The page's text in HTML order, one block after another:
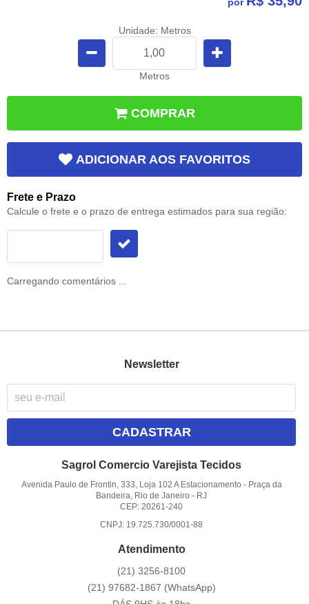
Unidade: Metros
Metros
COMPRAR
ADICIONAR AOS FAVORITOS
Frete e Prazo
Calcule o frete e o prazo de entrega estimados para sua região:
Carregando comentários ...
Newsletter
CADASTRAR
Sagrol Comercio Varejista Tecidos
Avenida Paulo de Frontin, 333, Loja 102 A Estacionamento - Praça da
Bandeira, Rio de Janeiro - RJ
CEP: 20261-240
CNPJ: 19.725.730/0001-88
Atendimento
(21) 3256-8100
(21) 97682-1867 (WhatsApp)